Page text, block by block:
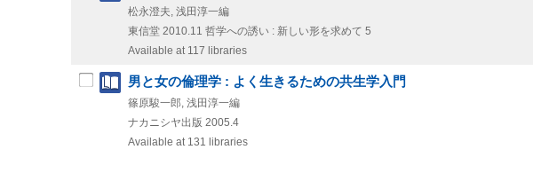
松永澄夫, 浅田淳一編
東信堂 2010.11 哲学への誘い : 新しい形を求めて 5
Available at 117 libraries
男と女の倫理学 : よく生きるための共生学入門
篠原駿一郎, 浅田淳一編
ナカニシヤ出版 2005.4
Available at 131 libraries